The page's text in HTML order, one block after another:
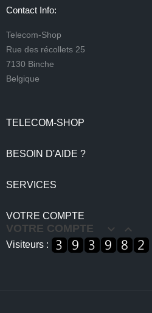
Contact Info:
Telecom-Shop
Rue des récollets 25
7130 Binche
Belgique
TELECOM-SHOP
BESOIN D'AIDE ?
SERVICES
VOTRE COMPTE
VOTRE COMPTE  
Visiteurs :